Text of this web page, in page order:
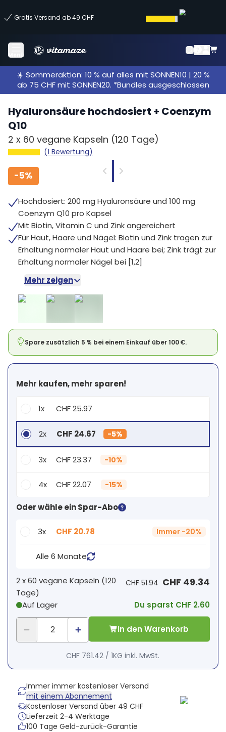
Gratis Versand ab 49 CHF
Menü
☀️ Sommeraktion: 10 % auf alles mit SONNEN10 | 20 %
ab 75 CHF mit SONNEN20. *Bundles ausgeschlossen
Hyaluronsäure hochdosiert + Coenzym
Q10
2 x 60 vegane Kapseln (120 Tage)
(1 Bewertung)
-5%
Hochdosiert: 200 mg Hyaluronsäure und 100 mg
Coenzym Q10 pro Kapsel
Mit Biotin, Vitamin C und Zink angereichert
Für Haut, Haare und Nägel: Biotin und Zink tragen zur
Erhaltung normaler Haut und Haare bei; Zink trägt zur
Erhaltung normaler Nägel bei [1,2]
Mehr zeigen
Spare zusätzlich 5 % bei einem Einkauf über 100 €.
Mehr kaufen, mehr sparen!
1x CHF 25.97
2x CHF 24.67 -5%
3x CHF 23.37 -10%
4x CHF 22.07 -15%
Dein persönlicher Rabatt
CHF 0.00
Oder wähle ein Spar-Abo
3x CHF 20.78 Immer -20%
Alle 6 Monate
2 x60 vegane Kapseln (120
Tage)
Auf Lager
CHF 51.94 CHF 49.34
Du sparst CHF 2.60
In den Warenkorb
CHF 761.42 /1KG inkl. MwSt.
Immer immer kostenloser Versand
mit einem Abonnement
Kostenloser Versand über 49 CHF
Lieferzeit 2-4 Werktage
100 Tage Geld-zurück-Garantie